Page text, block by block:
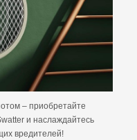
– приобретайте
и наслаждайтесь
вредителей!